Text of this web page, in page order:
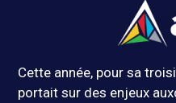
Cette année, pour sa
portait sur des enjeux